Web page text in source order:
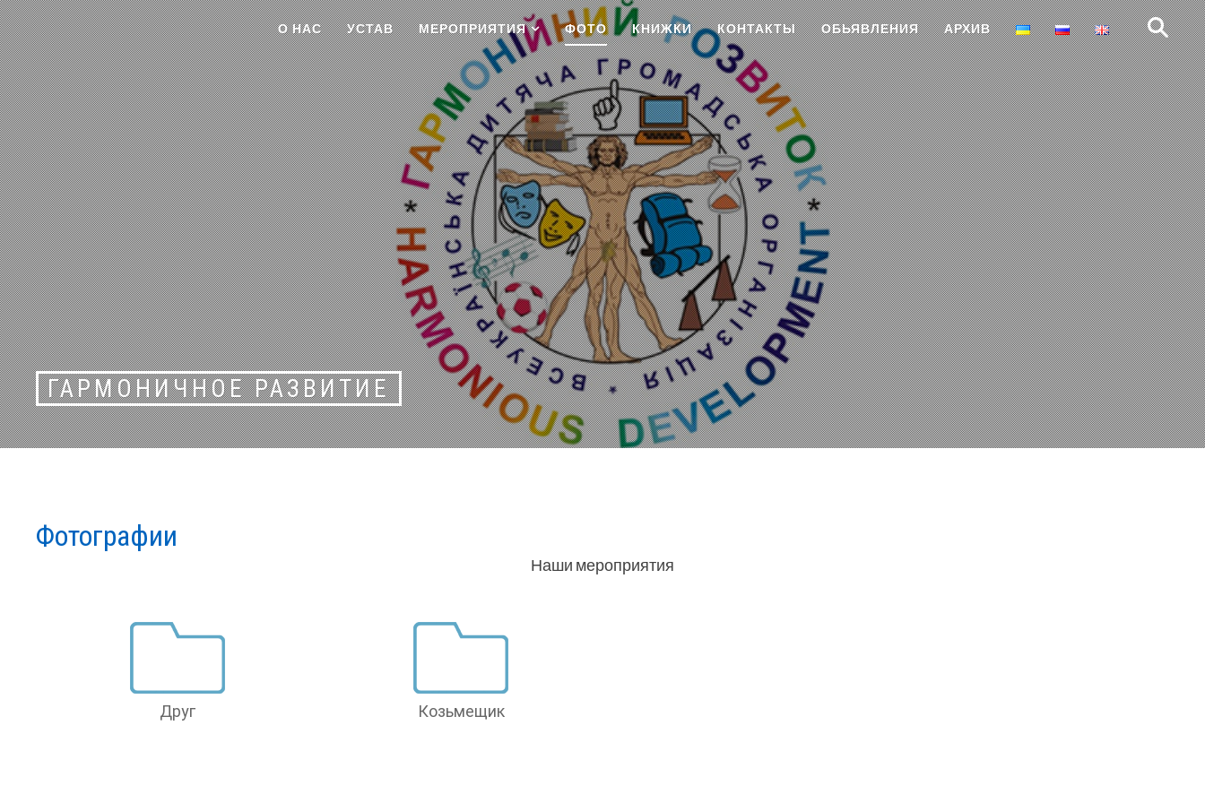
Перейти
к
содержанию
общественная организация О НАС УСТАВ МЕРОПРИЯТИЯ ФОТО КНИЖКИ КОНТАКТЫ ОБЬЯВЛЕНИЯ АРХИВ Найти:
ГАРМОНИЧНОЕ РАЗВИТИЕ
Фотографии
Наши мероприятия
Друг Козьмещик